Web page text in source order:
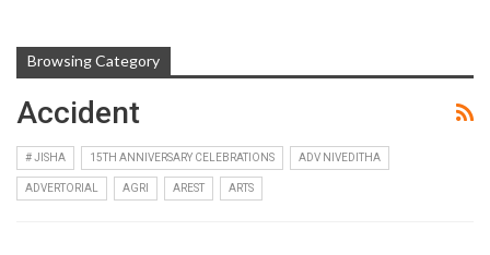
Browsing Category
Accident
# JISHA 15TH ANNIVERSARY CELEBRATIONS ADV NIVEDITHA
ADVERTORIAL AGRI AREST ARTS